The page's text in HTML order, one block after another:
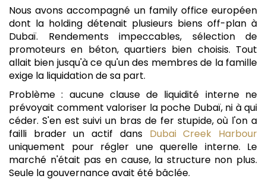
Nous avons accompagné un family office européen
dont la holding détenait plusieurs biens off-plan à
Dubaï. Rendements impeccables, sélection de
promoteurs en béton, quartiers bien choisis. Tout
allait bien jusqu'à ce qu'un des membres de la famille
exige la liquidation de sa part.
Problème : aucune clause de liquidité interne ne
prévoyait comment valoriser la poche Dubaï, ni à qui
céder. S'en est suivi un bras de fer stupide, où l'on a
failli brader un actif dans Dubai Creek Harbour
uniquement pour régler une querelle interne. Le
marché n'était pas en cause, la structure non plus.
Seule la gouvernance avait été bâclée.